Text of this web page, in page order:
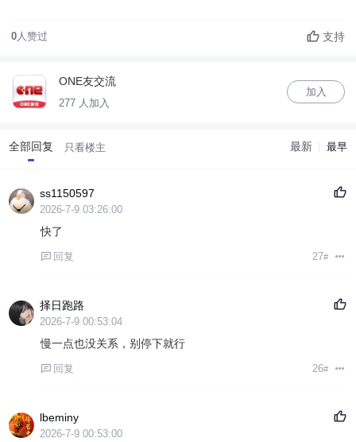
0人赞过 支持
ONE友交流
277 人加入
加入
全部回复 只看楼主 最新 最早
ss1150597
2026-7-9 03:26:00
快了
回复 27#
择日跑路
2026-7-9 00:53:04
慢一点也没关系，别停下就行
回复 26#
lbeminy
2026-7-9 00:53:00